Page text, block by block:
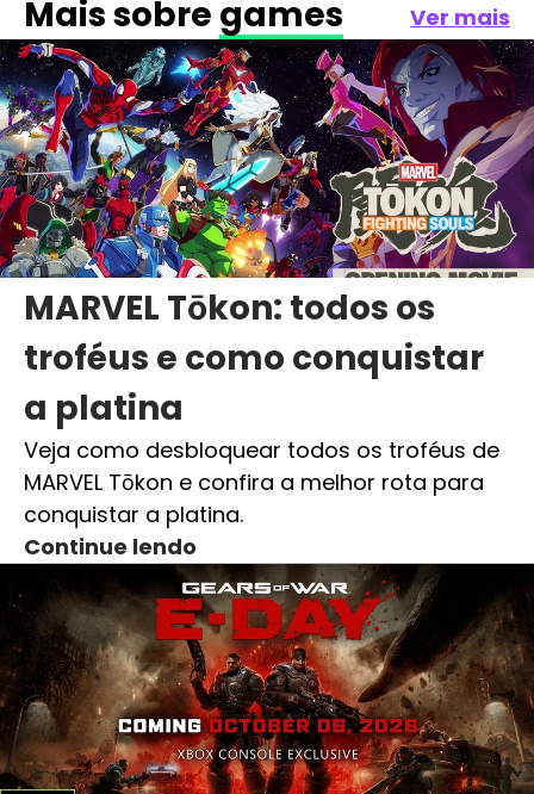
Mais sobre games Ver mais
MARVEL Tōkon: todos os
troféus e como conquistar
a platina
Veja como desbloquear todos os troféus de
MARVEL Tōkon e confira a melhor rota para
conquistar a platina.
Continue lendo